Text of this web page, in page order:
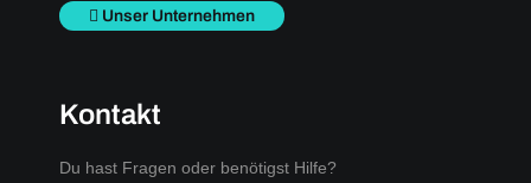
Unser Unternehmen
Kontakt
Du hast Fragen oder benötigst Hilfe?